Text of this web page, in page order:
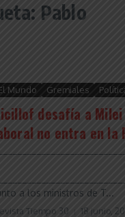
Pablo
Mundo Gremiales
desafía a
no entra en la
a los ministros de T...
Tiempo 30 18 junio,